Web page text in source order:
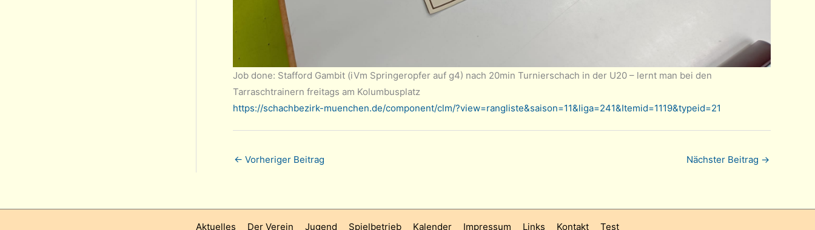
Job done: Stafford Gambit (iVm Springeropfer auf g4) nach 20min Turnierschach in der U20 – lernt man bei den
Tarraschtrainern freitags am Kolumbusplatz
https://schachbezirk-muenchen.de/component/clm/?view=rangliste&saison=11&liga=241&Itemid=1119&typeid=21
← Vorheriger Beitrag Nächster Beitrag →
Aktuelles Der Verein Jugend Spielbetrieb Kalender Impressum Links Kontakt Test